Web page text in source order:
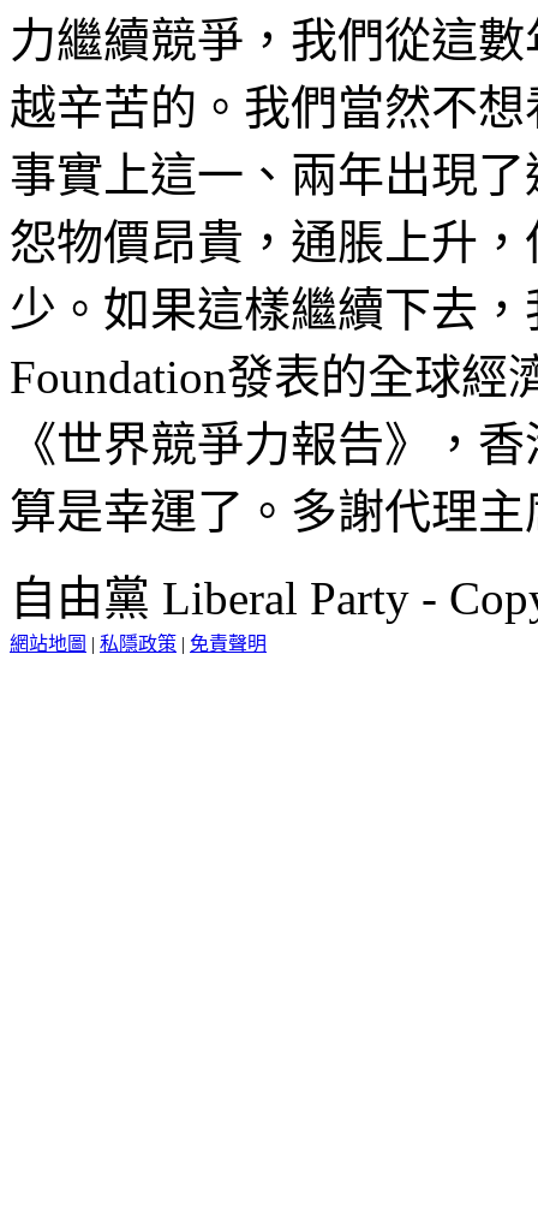
力繼續競爭，我們從這
越辛苦的。我們當然不
事實上這一、兩年出現
怨物價昂貴，通脹上升
少。如果這樣繼續下去，
Foundation發表的全球
《世界競爭力報告》，
算是幸運了。多謝代理主
自由黨 Liberal Party -
網站地圖 | 私隱政策 | 免責聲明